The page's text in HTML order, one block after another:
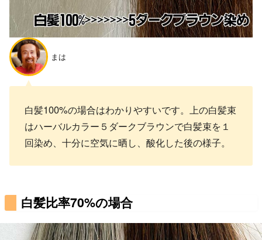
まは
白髪100%の場合はわかりやすいです。上の白髪束
はハーバルカラー５ダークブラウンで白髪束を１
回染め、十分に空気に晒し、酸化した後の様子。
白髪比率70%の場合